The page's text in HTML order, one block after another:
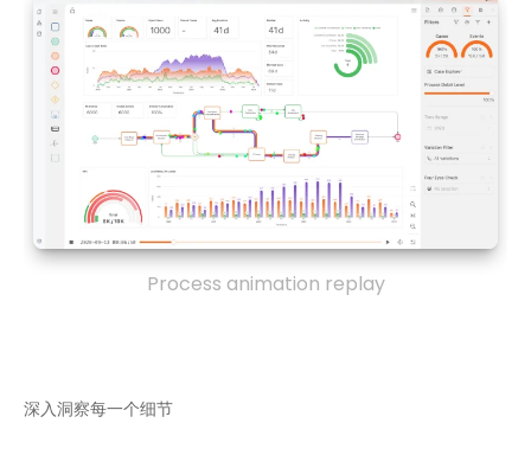
Process animation replay
深入洞察每一个细节